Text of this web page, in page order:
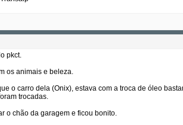
pkct.
os animais e beleza.
o carro dela (Onix), estava com a troca de óleo
trocadas.
o chão da garagem e ficou bonito.